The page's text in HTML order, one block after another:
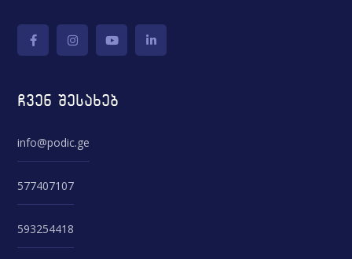
ჩვენ შესახებ
info@podic.ge
577407107
593254418